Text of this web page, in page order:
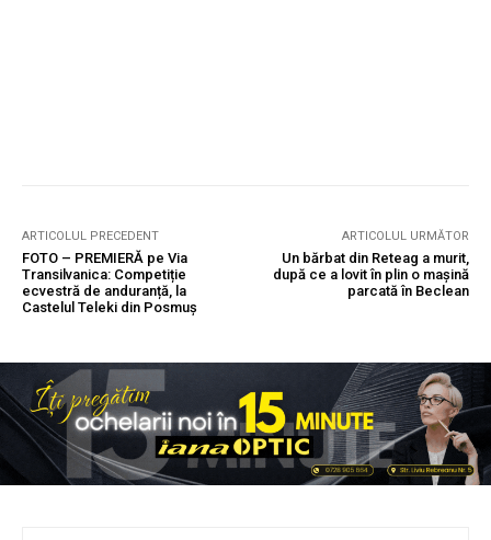
ARTICOLUL PRECEDENT
FOTO – PREMIERĂ pe Via
Transilvanica: Competiție
ecvestră de anduranță, la
Castelul Teleki din Posmuș
ARTICOLUL URMĂTOR
Un bărbat din Reteag a murit,
după ce a lovit în plin o mașină
parcată în Beclean